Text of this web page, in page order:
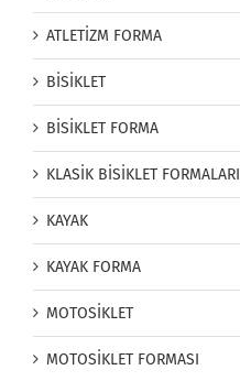
ATLETİZM FORMA
BİSİKLET
BİSİKLET FORMA
KLASİK BİSİKLET FORMALARI
KAYAK
KAYAK FORMA
MOTOSİKLET
MOTOSİKLET FORMASI